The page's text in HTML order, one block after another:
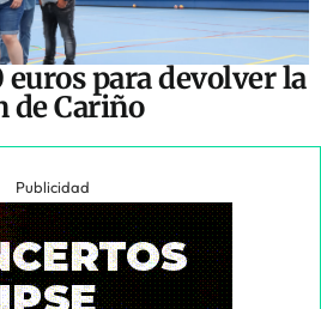
euros para devolver la
de Cariño
Publicidad